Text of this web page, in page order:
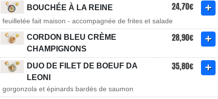
BOUCHÉE À LA REINE 24,70€
feuilletée fait maison - accompagnée de frites et salade
CORDON BLEU CRÈME
CHAMPIGNONS
28,90€
DUO DE FILET DE BOEUF DA
LEONI
35,80€
gorgonzola et épinards bardés de saumon